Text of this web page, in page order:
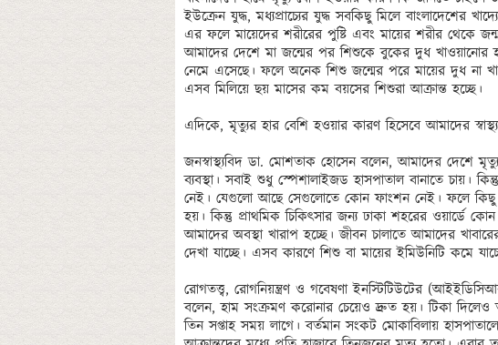
ইউক্রেন যুদ্ধ, মধ্যপ্রাচ্যের যুদ্ধ সবকিছু মিলে বাংলাদেশের
এর ফলে মায়েদের শরীরের পুষ্টি এবং মায়ের শরীর থেকে
আমাদের দেশে মা জন্মের পর শিশুকে বুকের দুধ খাওয়ানোর
নেমে এসেছে। ফলে অনেক শিশু জন্মের পরে মায়ের দুধ না
এসব মিলিয়ে ছয় মাসের কম বয়সের শিশুরা আক্রান্ত হচ্ছে।
এদিকে, মৃত্যুর হার বেশি হওয়ার কারণ হিসেবে আমাদের
জনস্বাস্থ্যবিদ ডা. মোশতাক হোসেন বলেন, আমাদের দেশে
ব্যবস্থা। সবাই শুধু স্পেশালাইজড হাসপাতাল বানাতে চায়।
নেই। যেগুলো আছে সেগুলোতে কোন ফাংশন নেই। ফলে কিছু
হয়। কিন্তু প্রাথমিক চিকিৎসার জন্য ঢাকা শহরের ওয়ার্ডে
আমাদের অবস্থা খারাপ হচ্ছে। জীবন চালাতে আমাদের
দেখা যাচ্ছে। এসব কারণে শিশু বা মায়ের ইমিউনিটি কমে
রোগতত্ত্ব, রোগনিয়ন্ত্রণ ও গবেষণা ইনস্টিটিউটের
বলেন, হাম সংক্রমণ করোনার চেয়েও দ্রুত হয়। টিকা দিলেও
তিন সপ্তাহ সময় লাগে। বর্তমান সংকট মোকাবিলায়